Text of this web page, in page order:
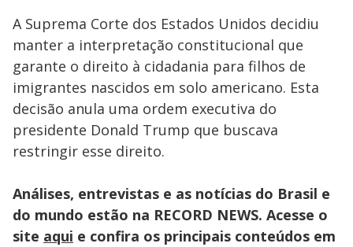
direito à cidadania
para estrangeiros
A Suprema Corte dos Estados Unidos decidiu
manter a interpretação constitucional que
garante o direito à cidadania para filhos de
imigrantes nascidos em solo americano. Esta
decisão anula uma ordem executiva do
presidente Donald Trump que buscava
restringir esse direito.
Análises, entrevistas e as notícias do Brasil e
do mundo estão na RECORD NEWS. Acesse o
site aqui e confira os principais conteúdos em